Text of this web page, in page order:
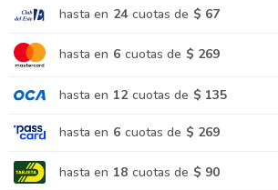
hasta en 24 cuotas de $ 67
hasta en 6 cuotas de $ 269
hasta en 12 cuotas de $ 135
hasta en 6 cuotas de $ 269
hasta en 18 cuotas de $ 90